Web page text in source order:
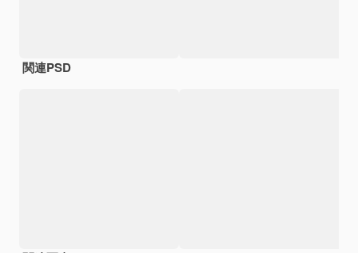
関連PSD